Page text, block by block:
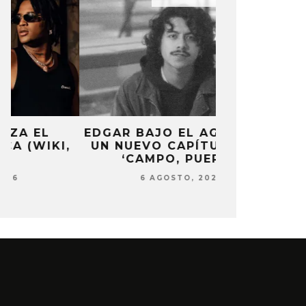
EDGAR BAJO EL AGUA ABRE
UN NUEVO CAPÍTULO CON
‘CAMPO, PUERTA’
6 AGOSTO, 2026